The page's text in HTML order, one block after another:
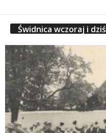
Świdnica wczoraj i dziś